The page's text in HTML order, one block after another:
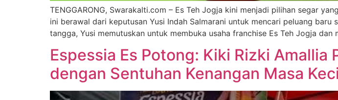
TENGGARONG, Swarakalti.com – Es Teh Jogja kini menjadi pilihan segar
ini berawal dari keputusan Yusi Indah Salmarani untuk mencari peluang
tangga, Yusi memutuskan untuk membuka usaha franchise Es Teh Jogja
Espessia Es Potong: Kiki Rizki Amallia
dengan Sentuhan Kenangan Masa